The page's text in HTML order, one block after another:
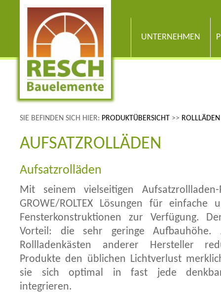
UNTERNEHMEN
SIE BEFINDEN SICH HIER: PRODUKTÜBERSICHT >> ROLLLÄDEN
AUFSATZROLLÄDEN
Aufsatzrolläden
Mit seinem vielseitigen
GROWE/ROLTEX Lösungen für einfache
Fensterkonstruktionen zur Verfügung.
Vorteil: die sehr geringe Aufbauhöhe.
Rollladenkästen anderer Hersteller
Produkte den üblichen Lichtverlust
sie sich optimal in fast jede
integrieren.